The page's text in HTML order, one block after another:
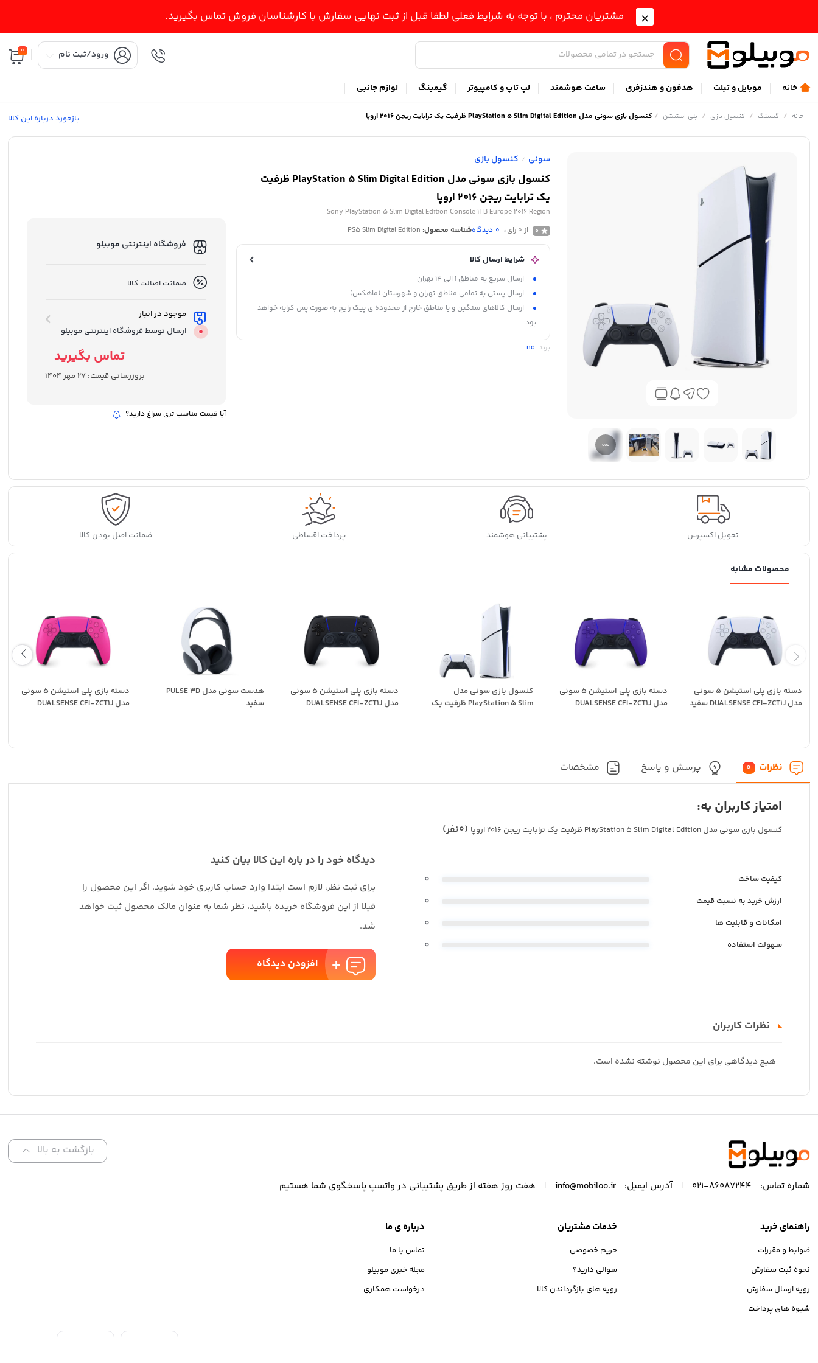
مشتریان محترم ، با توجه به شرایط فعلی لطفا قبل از ثبت نهایی سفارش با کارشناسان فروش تماس بگیرید.
ورود/ثبت نام 0
خانه موبايل و تبلت هدفون و هندزفری ساعت هوشمند لپ تاپ و کامپیوتر گیمینگ لوازم جانبی
بازخورد درباره این کالا خانه / گیمینگ / کنسول بازی / پلی استیشن / کنسول بازی سونی مدل PlayStation 5 Slim Digital Edition ظرفیت یک ترابایت ریجن 2016 اروپا
سونی / کنسول بازی
کنسول بازی سونی مدل PlayStation 5 Slim Digital Edition ظرفیت
یک ترابایت ریجن 2016 اروپا
Sony PlayStation 5 Slim Digital Edition Console 1TB Europe 2016 Region
0 از 0 رای 0 دیدگاهشناسه محصول: PS5 Slim Digital Edition
شرایط ارسال کالا
ارسال سریع به مناطق 1 الی 14 تهران
ارسال پستی به تمامی مناطق تهران و شهرستان (ماهکس)
ارسال کالاهای سنگین و یا مناطق خارج از محدوده ی پیک رایج به صورت پس کرایه خواهد
بود.
برند: no
فروشگاه اینترنتی موبیلو
ضمانت اصالت کالا
موجود در انبار
ارسال توسط فروشگاه اینترنتی موبیلو
تماس بگیرید
بروزرسانی قیمت: 27 مهر 1404
آیا قیمت مناسب تری سراغ دارید؟
تحویل اکسپرس پشتیبانی هوشمند پرداخت اقساطی ضمانت اصل بودن کالا
محصولات مشابه
دسته بازی پلی استیشن 5 سونی
مدل DUALSENSE CFI-ZCT1J سفید
دسته بازی پلی استیشن 5 سونی
مدل DUALSENSE CFI-ZCT1J
کنسول بازی سونی مدل
PlayStation 5 Slim ظرفیت یک
دسته بازی پلی استیشن 5 سونی
مدل DUALSENSE CFI-ZCT1J
هدست سونی مدل PULSE 3D
سفید
دسته بازی پلی استیشن 5 سونی
مدل DUALSENSE CFI-ZCT1J
نظرات 0 پرسش و پاسخ مشخصات
امتیاز کاربران به:
کنسول بازی سونی مدل PlayStation 5 Slim Digital Edition ظرفیت یک ترابایت ریجن 2016 اروپا (0نفر)
کیفیت ساخت 0
ارزش خرید به نسبت قیمت 0
امکانات و قابلیت ها 0
سهولت استفاده 0
دیدگاه خود را در باره این کالا بیان کنید
برای ثبت نظر، لازم است ابتدا وارد حساب کاربری خود شوید. اگر این محصول را
قبلا از این فروشگاه خریده باشید، نظر شما به عنوان مالک محصول ثبت خواهد
شد.
افزودن دیدگاه
نظرات کاربران
هیچ دیدگاهی برای این محصول نوشته نشده است.
بازگشت به بالا
شماره تماس: 86087244-021 آدرس ایمیل: info@mobiloo.ir هفت روز هفته از طریق پشتیبانی در واتسپ پاسخگوی شما هستیم
راهنمای خرید
ضوابط و مقررات
نحوه ثبت سفارش
رویه ارسال سفارش
شیوه های پرداخت
خدمات مشتریان
حریم خصوصی
سوالی دارید؟
رویه های بازگرداندن کالا
درباره ی ما
تماس با ما
مجله خبری موبیلو
درخواست همکاری